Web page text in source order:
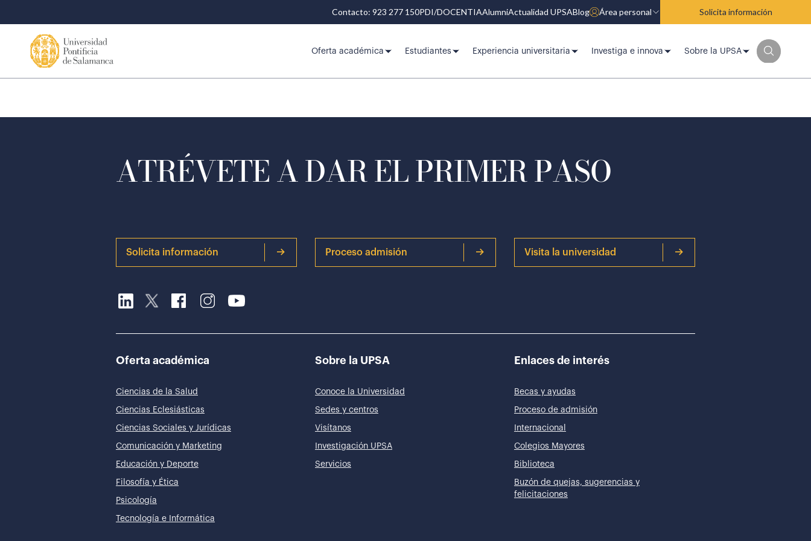
Contacto: 923 277 150PDI/DOCENTIAAlumniActualidad UPSABlog Área personal Solicita información
Oferta académica Estudiantes Experiencia universitaria Investiga e innova Sobre la UPSA
ATRÉVETE A DAR EL PRIMER PASO
Solicita información Proceso admisión Visita la universidad
Oferta académica
Ciencias de la Salud
Ciencias Eclesiásticas
Ciencias Sociales y Jurídicas
Comunicación y Marketing
Educación y Deporte
Filosofía y Ética
Psicología
Tecnología e Informática
Sobre la UPSA
Conoce la Universidad
Sedes y centros
Visítanos
Investigación UPSA
Servicios
Enlaces de interés
Becas y ayudas
Proceso de admisión
Internacional
Colegios Mayores
Biblioteca
Buzón de quejas, sugerencias y
felicitaciones